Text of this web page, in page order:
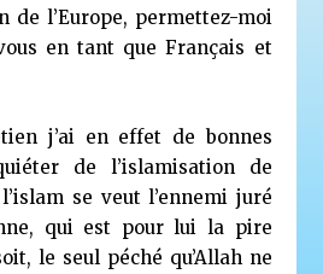
de l’Europe, permettez-moi
en tant que Français et
j’ai en effet de bonnes
de l’islamisation de
se veut l’ennemi juré
qui est pour lui la pire
le seul péché qu’Allah ne